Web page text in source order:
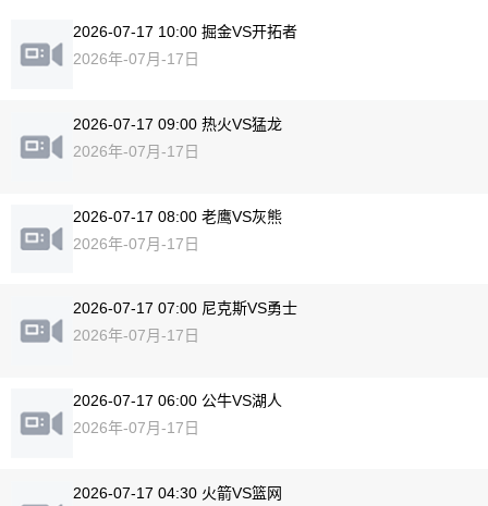
2026-07-17 10:00 掘金VS开拓者
2026年-07月-17日
2026-07-17 09:00 热火VS猛龙
2026年-07月-17日
2026-07-17 08:00 老鹰VS灰熊
2026年-07月-17日
2026-07-17 07:00 尼克斯VS勇士
2026年-07月-17日
2026-07-17 06:00 公牛VS湖人
2026年-07月-17日
2026-07-17 04:30 火箭VS篮网